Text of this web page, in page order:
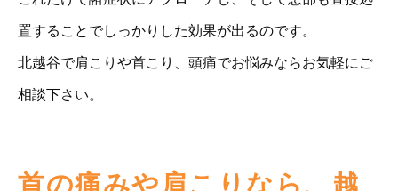
置することでしっかりした効果が出るのです。
北越谷で肩こりや首こり、頭痛でお悩みならお気軽にご
相談下さい。
首の痛みや肩こりなら、越